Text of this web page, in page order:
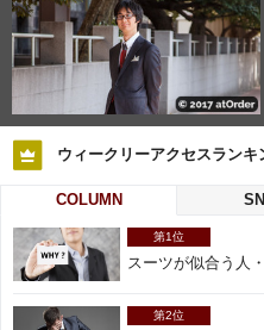
ウィークリーアクセスランキ
COLUMN
第1位
スーツが似合う人
第2位